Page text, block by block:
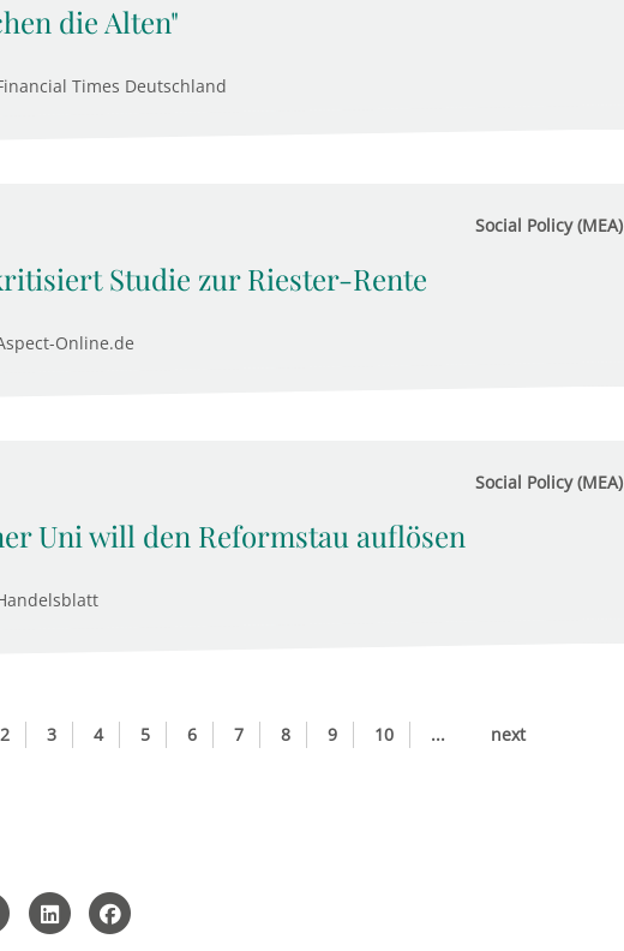
die Alten"
Times Deutschland
Social Policy (MEA)
Studie zur Riester-Rente
Online.de
Social Policy (MEA)
Uni will den Reformstau auflösen
2 3 4 5 6 7 8 9 10 ... next